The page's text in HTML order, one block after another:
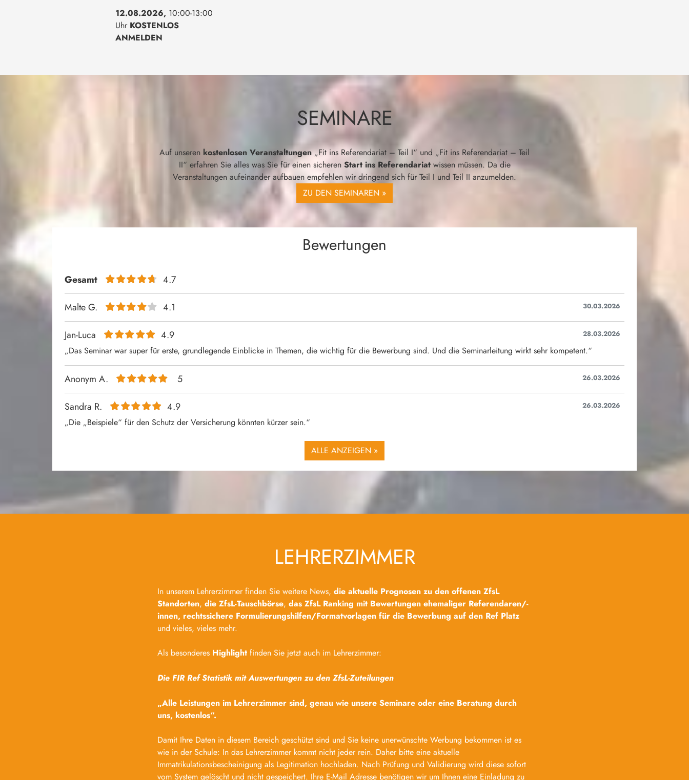
12.08.2026, 10:00-13:00
Uhr KOSTENLOS
ANMELDEN
SEMINARE
Auf unseren kostenlosen Veranstaltungen„Fit ins Referendariat – Teil I“ und „Fit ins Referendariat – Teil
II“ erfahren Sie alles was Sie für einen sicheren Start ins Referendariatwissen müssen. Da die
Veranstaltungen aufeinander aufbauen empfehlen wir dringend sich für Teil I und Teil II anzumelden.
ZU DEN SEMINAREN »
Bewertungen
Gesamt 4.7
Malte G. 4.1 30.03.2026
Jan-Luca 4.9 28.03.2026
„Das Seminar war super für erste, grundlegende Einblicke in Themen, die wichtig für die Bewerbung sind. Und die Seminarleitung wirkt sehr kompetent.“
Anonym A. 5 26.03.2026
Sandra R. 4.9 26.03.2026
„Die „Beispiele“ für den Schutz der Versicherung könnten kürzer sein.“
ALLE ANZEIGEN »
LEHRERZIMMER
In unserem Lehrerzimmer finden Sie weitere News, die aktuelle Prognosen zu den offenen ZfsL
Standorten, die ZfsL-Tauschbörse, das ZfsL Ranking mit Bewertungen ehemaliger Referendaren/-
innen, rechtssichere Formulierungshilfen/Formatvorlagen für die Bewerbung auf den Ref Platz
und vieles, vieles mehr.
Als besonderes Highlight finden Sie jetzt auch im Lehrerzimmer:
Die FIR Ref Statistik mit Auswertungen zu den ZfsL-Zuteilungen
„Alle Leistungen im Lehrerzimmer sind, genau wie unsere Seminare oder eine Beratung durch
uns, kostenlos“.
Damit Ihre Daten in diesem Bereich geschützt sind und Sie keine unerwünschte Werbung bekommen ist es
wie in der Schule: In das Lehrerzimmer kommt nicht jeder rein. Daher bitte eine aktuelle
Immatrikulationsbescheinigung als Legitimation hochladen. Nach Prüfung und Validierung wird diese sofort
vom System gelöscht und nicht gespeichert. Ihre E-Mail Adresse benötigen wir um Ihnen eine Einladung zu